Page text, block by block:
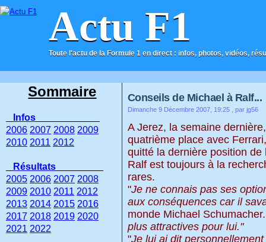
Actu F1
Toute l'actu de la Formule 1 en direct : infos, photos, vidéos,
ACCUEIL CONTACT
Conseils de Michael à Ralf...
Dimanche 9 Décembre 2007, 19:25 , par jg56
A Jerez, la semaine
quatrième place avec
quitté la dernière position
Ralf est toujours à la
rares.
"Je ne connais pas ses
aux conséquences car il
monde Michael Schumacher.
plus attractives pour lui."
"Je lui ai dit
Sommaire
Infos
2006 2007 2008 2009
2010 2011 2012
Résultats
2005 2006 2007 2008
2009 2010 2011 2012
2013 2014 2015 2016
2017 2018 2019 2020
2021 2022